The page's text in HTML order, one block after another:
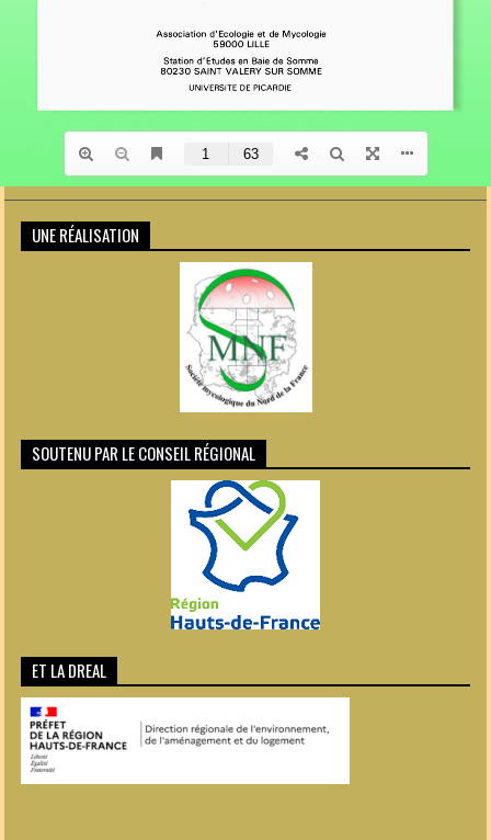
UNE RÉALISATION
SOUTENU PAR LE CONSEIL RÉGIONAL
ET LA DREAL